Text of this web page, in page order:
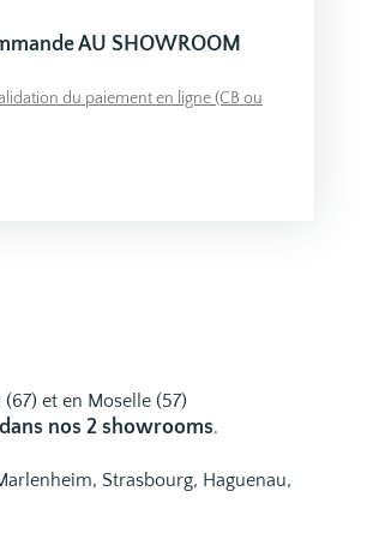
AU SHOWROOM
du paiement en ligne (CB ou
et en Moselle (57)
dans nos 2 showrooms.
Strasbourg, Haguenau,